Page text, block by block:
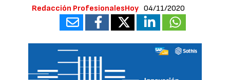
Redacción ProfesionalesHoy 04/11/2020